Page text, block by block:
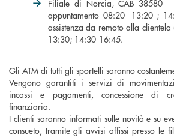
Filiale di Norcia, CAB 38580
appuntamento 08:20 -13:20 ;
assistenza da remoto alla
13:30; 14:30-16:45.
Gli ATM di tutti gli sportelli saranno
Vengono garantiti i servizi di
incassi e pagamenti, concessione di
finanziaria.
I clienti saranno informati sulle novità e su
consueto, tramite gli avvisi affissi presso le